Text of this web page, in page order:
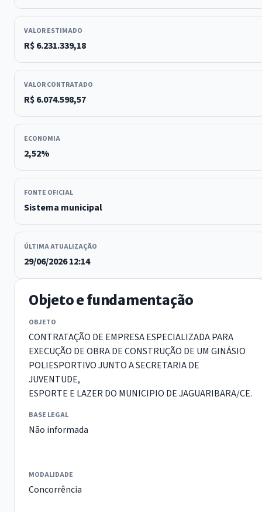
VALOR ESTIMADO
R$ 6.231.339,18
VALOR CONTRATADO
R$ 6.074.598,57
ECONOMIA
2,52%
FONTE OFICIAL
Sistema municipal
ÚLTIMA ATUALIZAÇÃO
29/06/2026 12:14
Objeto e fundamentação
OBJETO
CONTRATAÇÃO DE EMPRESA ESPECIALIZADA PARA
EXECUÇÃO DE OBRA DE CONSTRUÇÃO DE UM GINÁSIO
POLIESPORTIVO JUNTO A SECRETARIA DE
JUVENTUDE,
ESPORTE E LAZER DO MUNICIPIO DE JAGUARIBARA/CE.
BASE LEGAL
Não informada
MODALIDADE
Concorrência